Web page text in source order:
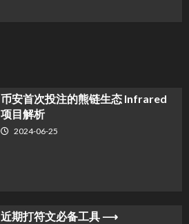
币安首次投注的熊链生态 Infrared
项目解析
2024-06-25
近期打符文必备工具 ⟶